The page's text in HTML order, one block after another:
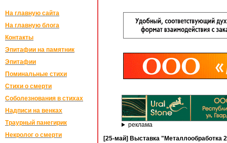
На главную сайта
На главную блога
Контакты
Эпитафии на памятник
Эпитафии
Поминальные стихи
Стихи о смерти
Соболезнования в стихах
Надписи на венках
Траурный панегирик
Некролог о смерти
реклама
[25-май] Выставка "Металлообработка